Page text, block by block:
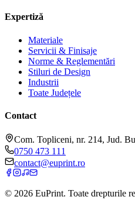
Expertiză
Materiale
Servicii & Finisaje
Norme & Reglementări
Stiluri de Design
Industrii
Toate Județele
Contact
Com. Topliceni, nr. 214, Jud.
0750 473 111
contact@euprint.ro
© 2026 EuPrint. Toate drepturile